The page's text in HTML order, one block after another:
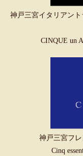
神戸三宮イタリアン
CINQUE un
神戸三宮フ
Cinq